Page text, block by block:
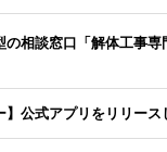
の相談窓口「解体工事専
】公式アプリをリリース